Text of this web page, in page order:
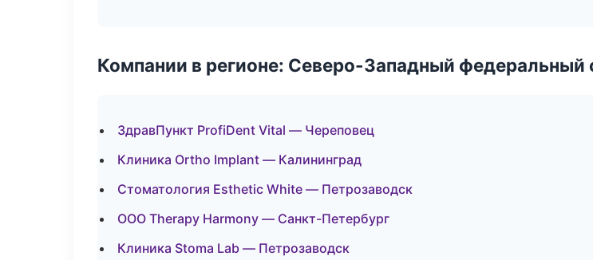
Компании в регионе: Северо-Западный федеральный
ЗдравПункт ProfiDent Vital — Череповец
Клиника Ortho Implant — Калининград
Стоматология Esthetic White — Петрозаводск
ООО Therapy Harmony — Санкт-Петербург
Клиника Stoma Lab — Петрозаводск